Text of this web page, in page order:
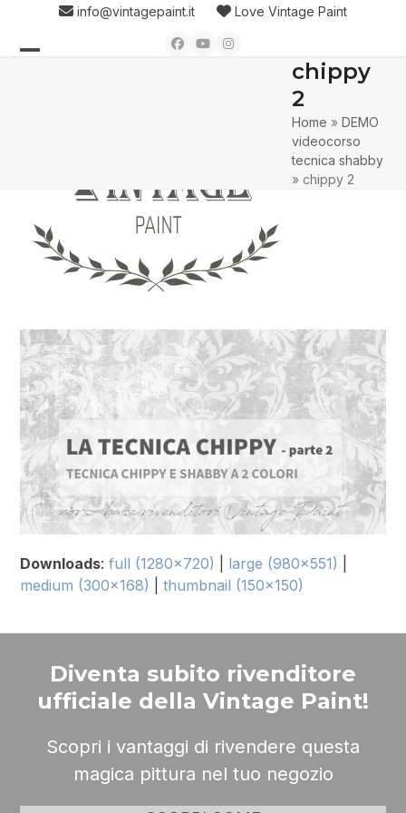
content
info@vintagepaint.it Love Vintage Paint
Facebook
YouTubeInstagram
chippy
2
Home »DEMO
videocorso
tecnica shabby
» chippy 2
Downloads:full (1280x720) large (980x551)
medium (300x168)
|thumbnail (150x150)
Diventa subito rivenditore
ufficiale della Vintage Paint!
Scopri i vantaggi di rivendere questa
magica pittura nel tuo negozio